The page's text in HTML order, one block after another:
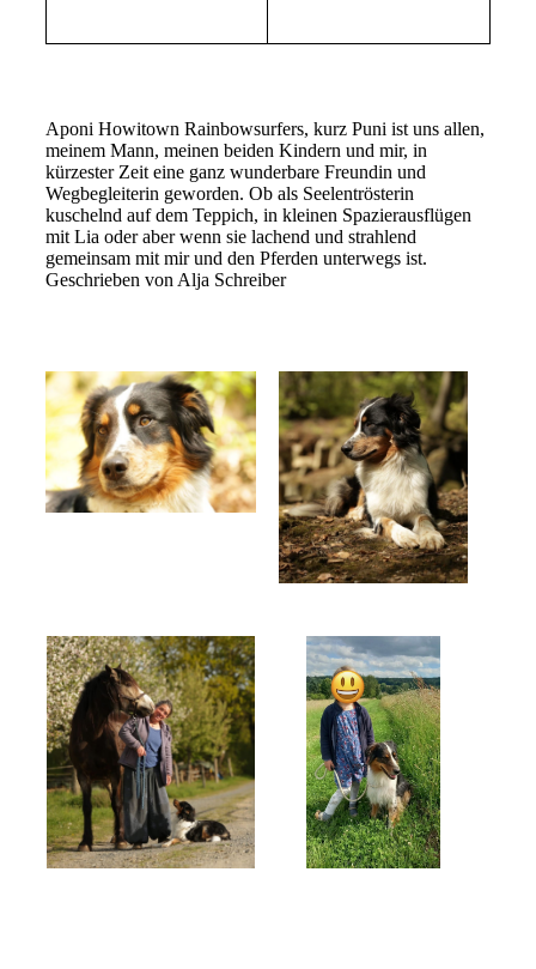
Aponi Howitown Rainbowsurfers, kurz Puni ist uns allen,
meinem Mann, meinen beiden Kindern und mir, in
kürzester Zeit eine ganz wunderbare Freundin und
Wegbegleiterin geworden. Ob als Seelentrösterin
kuschelnd auf dem Teppich, in kleinen Spazierausflügen
mit Lia oder aber wenn sie lachend und strahlend
gemeinsam mit mir und den Pferden unterwegs ist.
Geschrieben von Alja Schreiber